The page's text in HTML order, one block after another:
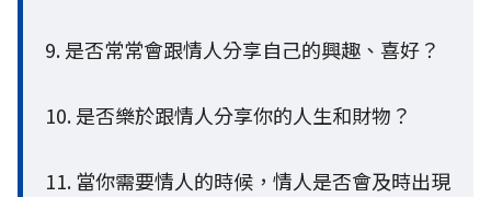
9. 是否常常會跟情人分享自己的興趣、喜好？
10. 是否樂於跟情人分享你的人生和財物？
11. 當你需要情人的時候，情人是否會及時出現